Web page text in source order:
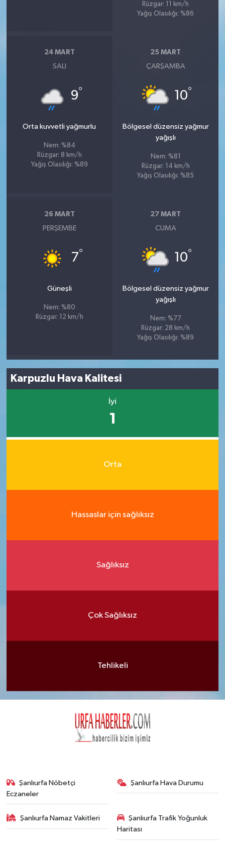
Rüzgar: 11 km/h
Yağış Olasılığı: %86
24 MART
SALI
9°
Orta kuvvetli yağmurlu
Nem: %84
Rüzgar: 8 km/h
Yağış Olasılığı: %89
25 MART
ÇARŞAMBA
10°
Bölgesel düzensiz yağmur
yağışlı
Nem: %81
Rüzgar: 14 km/h
Yağış Olasılığı: %85
26 MART
PERŞEMBE
7°
Güneşli
Nem: %80
Rüzgar: 12 km/h
27 MART
CUMA
10°
Bölgesel düzensiz yağmur
yağışlı
Nem: %77
Rüzgar: 28 km/h
Yağış Olasılığı: %89
Karpuzlu Hava Kalitesi
İyi
1
Orta
Hassaslar için sağlıksız
Sağlıksız
Çok Sağlıksız
Tehlikeli
Şanlıurfa Nöbetçi
Eczaneler
Şanlıurfa Hava Durumu
Şanlıurfa Namaz Vakitleri
Şanlıurfa Trafik Yoğunluk
Haritası